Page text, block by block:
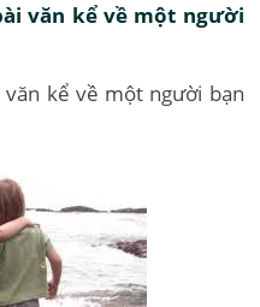
văn kể về một người
kể về một người bạn